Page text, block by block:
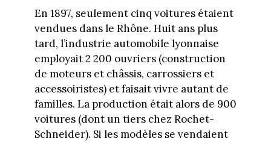
En 1897, seulement cinq voitures étaient
vendues dans le Rhône. Huit ans plus
tard, l’industrie automobile lyonnaise
employait 2 200 ouvriers (construction
de moteurs et châssis, carrossiers et
accessoiristes) et faisait vivre autant de
familles. La production était alors de 900
voitures (dont un tiers chez Rochet-
Schneider). Si les modèles se vendaient